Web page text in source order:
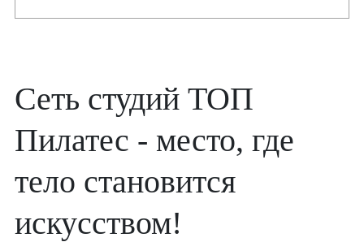
Сеть студий ТОП
Пилатес - место, где
тело становится
искусством!